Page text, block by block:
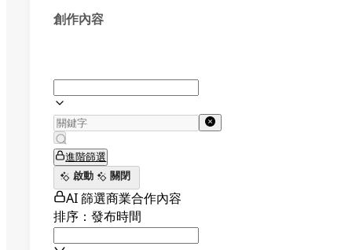
創作內容
進階篩選
啟動
關閉
AI 篩選商業合作內容
排序：發布時間